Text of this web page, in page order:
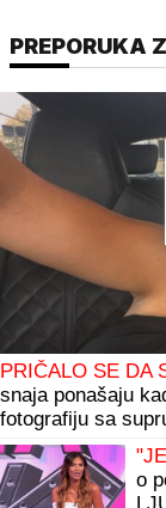
PREPORUKA
PRIČALO SE DA
snaja ponašaju
fotografiju sa
kakvom su braku
o